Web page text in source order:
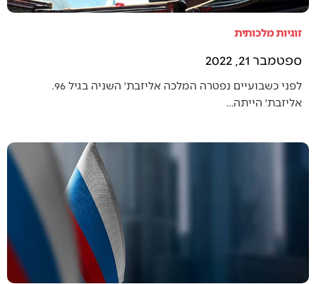
זוגיות מלכותית
ספטמבר 21, 2022
לפני כשבועיים נפטרה המלכה אליזבת׳ השניה בגיל 96.
אליזבת׳ הייתה…